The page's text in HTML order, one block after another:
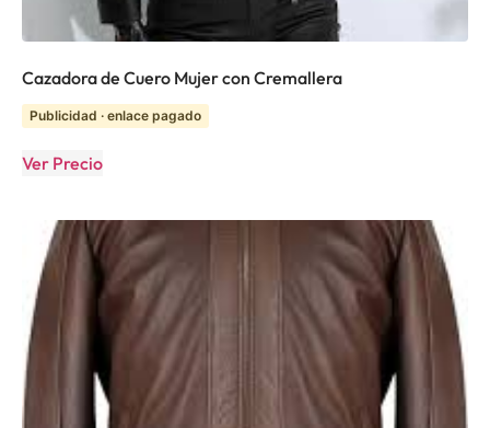
Cazadora de Cuero Mujer con Cremallera
Publicidad · enlace pagado
Ver Precio